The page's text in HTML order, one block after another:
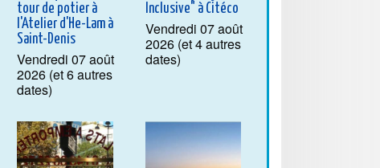
tour de potier à
l'Atelier d'He-Lam à
Saint-Denis
Vendredi 07 août
2026 (et 6 autres
dates)
Inclusive" à Citéco
Vendredi 07 août
2026 (et 4 autres
dates)